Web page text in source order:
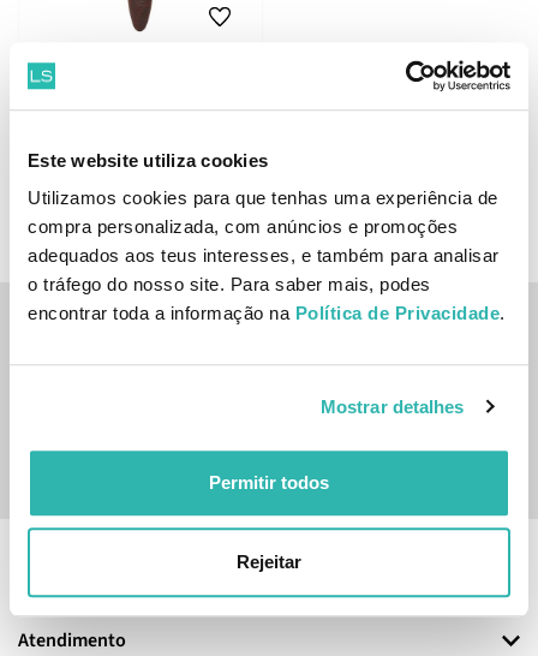
Este website utiliza cookies
Utilizamos cookies para que tenhas uma experiência de
compra personalizada, com anúncios e promoções
adequados aos teus interesses, e também para analisar
o tráfego do nosso site. Para saber mais, podes
encontrar toda a informação na Política de Privacidade.
Mostrar detalhes
Permitir todos
Rejeitar
Christophe Robin Brosse
Démêlante 100% Poils De
Sanglier Naturels Et Bois
ADICIONAR
Sim, desejo receber a newsletter da lojashampoo.pt com
novidades, cupões e conteúdos personalizados.
Atendimento